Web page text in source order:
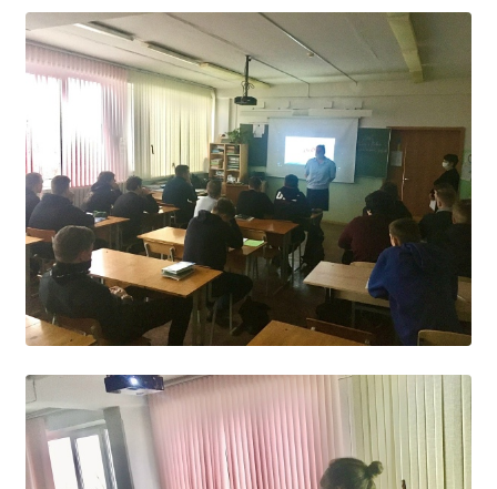
Основные сведения
Структура и органы управления образовательной
организацией
Документы
Образование
Образовательные стандарты и требования
Руководство
Педагогический состав
Материально-техническое обеспечение и
оснащенность образовательного процесса.
Доступная среда
Стипендии и меры поддержки обучающихся
Платные образовательные услуги
Финансово-хозяйственная деятельность
Вакантные места для приёма (перевода)
Международное сотрудничество